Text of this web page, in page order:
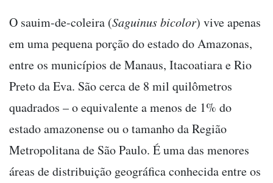
O sauim-de-coleira (Saguinus bicolor) vive apenas
em uma pequena porção do estado do Amazonas,
entre os municípios de Manaus, Itacoatiara e Rio
Preto da Eva. São cerca de 8 mil quilômetros
quadrados – o equivalente a menos de 1% do
estado amazonense ou o tamanho da Região
Metropolitana de São Paulo. É uma das menores
áreas de distribuição geográfica conhecida entre os